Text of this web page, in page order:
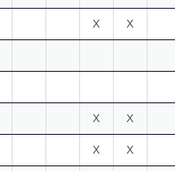
X X
X X
X X